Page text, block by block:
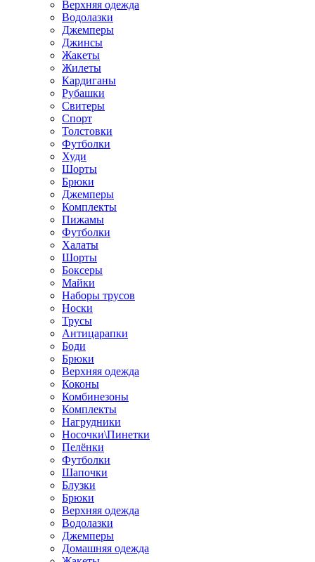
Верхняя одежда
Водолазки
Джемперы
Джинсы
Жакеты
Жилеты
Кардиганы
Рубашки
Свитеры
Спорт
Толстовки
Футболки
Худи
Шорты
Брюки
Джемперы
Комплекты
Пижамы
Футболки
Халаты
Шорты
Боксеры
Майки
Наборы трусов
Носки
Трусы
Антицарапки
Боди
Брюки
Верхняя одежда
Коконы
Комбинезоны
Комплекты
Нагрудники
Носочки\Пинетки
Пелёнки
Футболки
Шапочки
Блузки
Брюки
Верхняя одежда
Водолазки
Джемперы
Домашняя одежда